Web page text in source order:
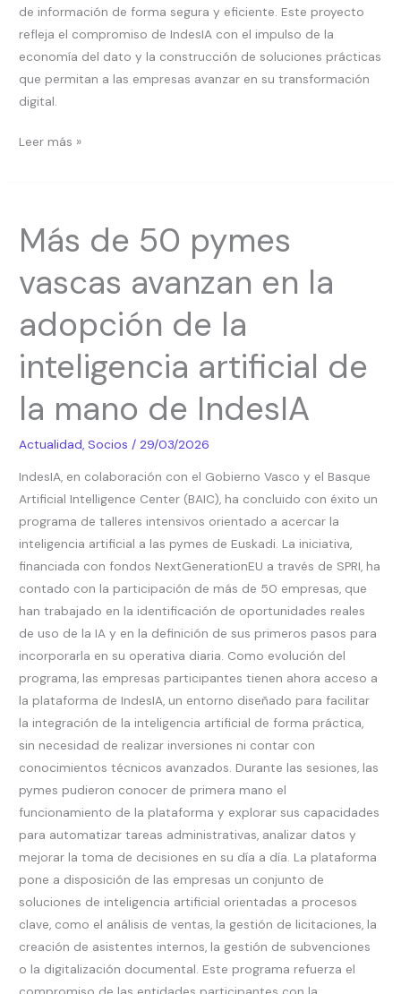
de información de forma segura y eficiente. Este proyecto
refleja el compromiso de IndesIA con el impulso de la
economía del dato y la construcción de soluciones prácticas
que permitan a las empresas avanzar en su transformación
digital.
Leer más »
Más de 50 pymes
vascas avanzan en la
adopción de la
inteligencia artificial de
la mano de IndesIA
Actualidad, Socios /29/03/2026
IndesIA, en colaboración con el Gobierno Vasco y el Basque
Artificial Intelligence Center (BAIC), ha concluido con éxito un
programa de talleres intensivos orientado a acercar la
inteligencia artificial a las pymes de Euskadi. La iniciativa,
financiada con fondos NextGenerationEU a través de SPRI, ha
contado con la participación de más de 50 empresas, que
han trabajado en la identificación de oportunidades reales
de uso de la IA y en la definición de sus primeros pasos para
incorporarla en su operativa diaria. Como evolución del
programa, las empresas participantes tienen ahora acceso a
la plataforma de IndesIA, un entorno diseñado para facilitar
la integración de la inteligencia artificial de forma práctica,
sin necesidad de realizar inversiones ni contar con
conocimientos técnicos avanzados. Durante las sesiones, las
pymes pudieron conocer de primera mano el
funcionamiento de la plataforma y explorar sus capacidades
para automatizar tareas administrativas, analizar datos y
mejorar la toma de decisiones en su día a día. La plataforma
pone a disposición de las empresas un conjunto de
soluciones de inteligencia artificial orientadas a procesos
clave, como el análisis de ventas, la gestión de licitaciones, la
creación de asistentes internos, la gestión de subvenciones
o la digitalización documental. Este programa refuerza el
de
50
pymes
avanzan
de
artificial
de
la
mano
de
IndesIA